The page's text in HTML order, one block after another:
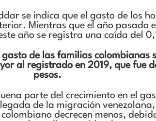
se indica que el gasto de los
Mientras que el año pasado
año se registra una caída del
de las familias colombianas
al registrado en 2019, que fue
pesos.
parte del crecimiento en el
de la migración
decrecen menos,